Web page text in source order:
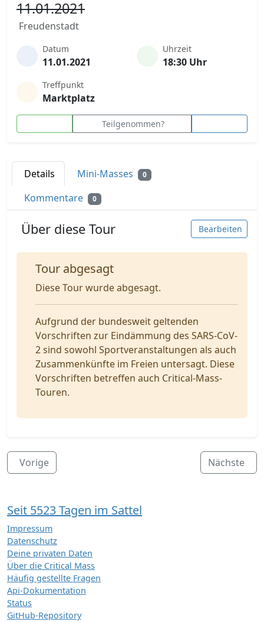
11.01.2021
Freudenstadt
Datum
11.01.2021
Uhrzeit
18:30 Uhr
Treffpunkt
Marktplatz
Teilgenommen?
Details Mini-Masses 0
Kommentare 0
Über diese Tour Bearbeiten
Tour abgesagt
Diese Tour wurde abgesagt.
Aufgrund der bundesweit geltenden
Vorschriften zur Eindämmung des SARS-CoV-
2 sind sowohl Sportveranstaltungen als auch
Zusammenkünfte im Freien untersagt. Diese
Vorschriften betreffen auch Critical-Mass-
Touren.
Vorige Nächste
Seit 5523 Tagen im Sattel
Impressum
Datenschutz
Deine privaten Daten
Über die Critical Mass
Häufig gestellte Fragen
Api-Dokumentation
Status
GitHub-Repository